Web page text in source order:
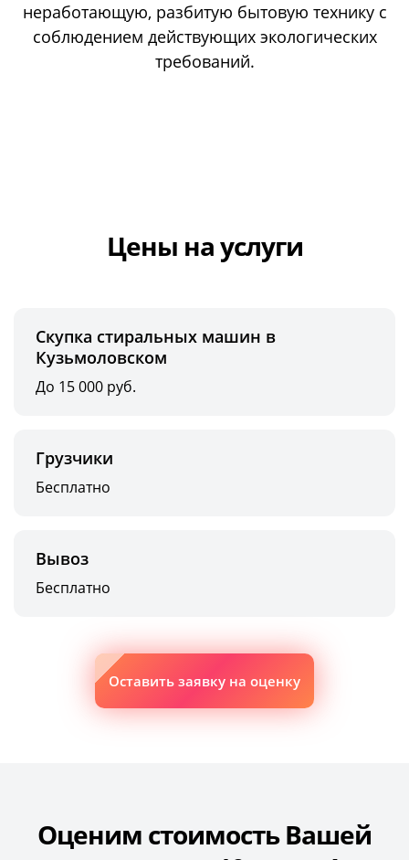
неработающую, разбитую бытовую технику с
соблюдением действующих экологических
требований.
Цены на услуги
Скупка стиральных машин в
Кузьмоловском
До 15 000 руб.
Грузчики
Бесплатно
Вывоз
Бесплатно
Оставить заявку на оценку
Оценим стоимость Вашей